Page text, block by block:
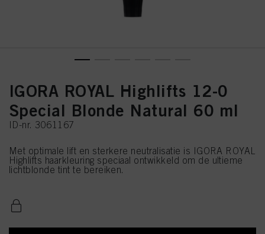
IGORA ROYAL Highlifts 12-0
Special Blonde Natural 60 ml
ID-nr. 3061167
Met optimale lift en sterkere neutralisatie is IGORA ROYAL
Highlifts haarkleuring speciaal ontwikkeld om de ultieme
lichtblonde tint te bereiken.